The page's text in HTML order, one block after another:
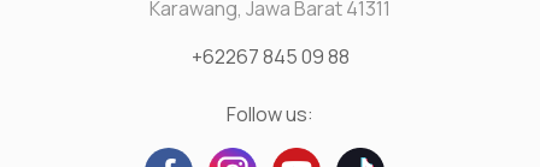
Karawang, Jawa Barat 41311
+62267 845 09 88
Follow us: